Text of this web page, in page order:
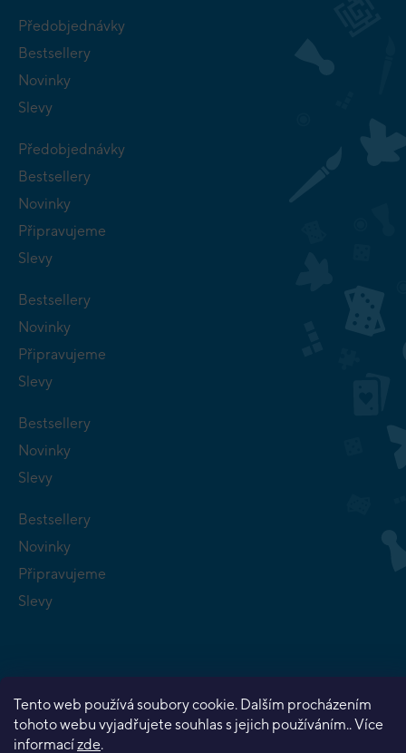
Tento web používá soubory cookie. Dalším procházením
tohoto webu vyjadřujete souhlas s jejich používáním.. Více
informacízde.
Předobjednávky
Bestsellery
Novinky
Slevy
Předobjednávky
Bestsellery
Novinky
Připravujeme
Slevy
Bestsellery
Novinky
Připravujeme
Slevy
Bestsellery
Novinky
Slevy
Bestsellery
Novinky
Připravujeme
Slevy
Vytvořil Shoptet Premium
Copyright 2026 Planeta her . Všechna práva vyhrazena.